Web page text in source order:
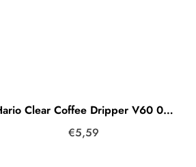
Hario Clear Coffee Dripper V60 01 Handfilter Kunststoff Clear (Transparent)
€5,59